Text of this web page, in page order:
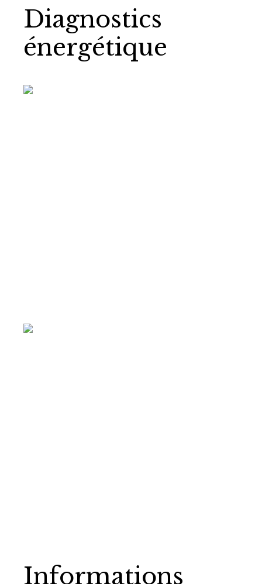
Diagnostics
énergétique
Informations